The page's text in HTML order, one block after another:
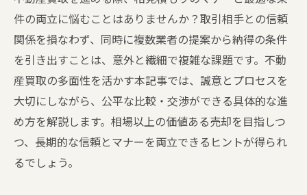
件の両立に悩むことはありませんか？取引相手との信頼
関係を損なわず、同時に複数業者の提案から納得の条件
を引き出すことは、意外と繊細で複雑な課題です。不動
産買取の多面性を活かす本記事では、誠意とプロセスを
大切にしながら、公平な比較・交渉ができる具体的な進
め方を解説します。相場以上の価値ある売却を目指しつ
つ、長期的な信頼とマナーを両立できるヒントが得られ
るでしょう。